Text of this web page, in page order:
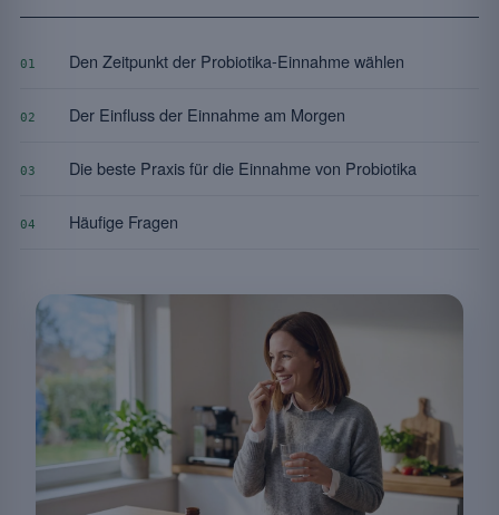
01 Den Zeitpunkt der Probiotika-Einnahme wählen
02 Der Einfluss der Einnahme am Morgen
03 Die beste Praxis für die Einnahme von Probiotika
04 Häufige Fragen